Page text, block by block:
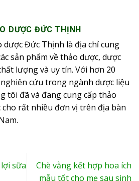
DƯỢC ĐỨC THỊNH
dược Đức Thịnh là địa chỉ cung
sản phẩm về thảo dược, dược
lượng và uy tín. Với hơn 20
cứu trong ngành dược liệu
tôi đã và đang cung cấp thảo
cho rất nhiều đơn vị trên địa bàn
sữa
Chè vằng kết hợp hoa ích
mẫu tốt cho mẹ sau sinh